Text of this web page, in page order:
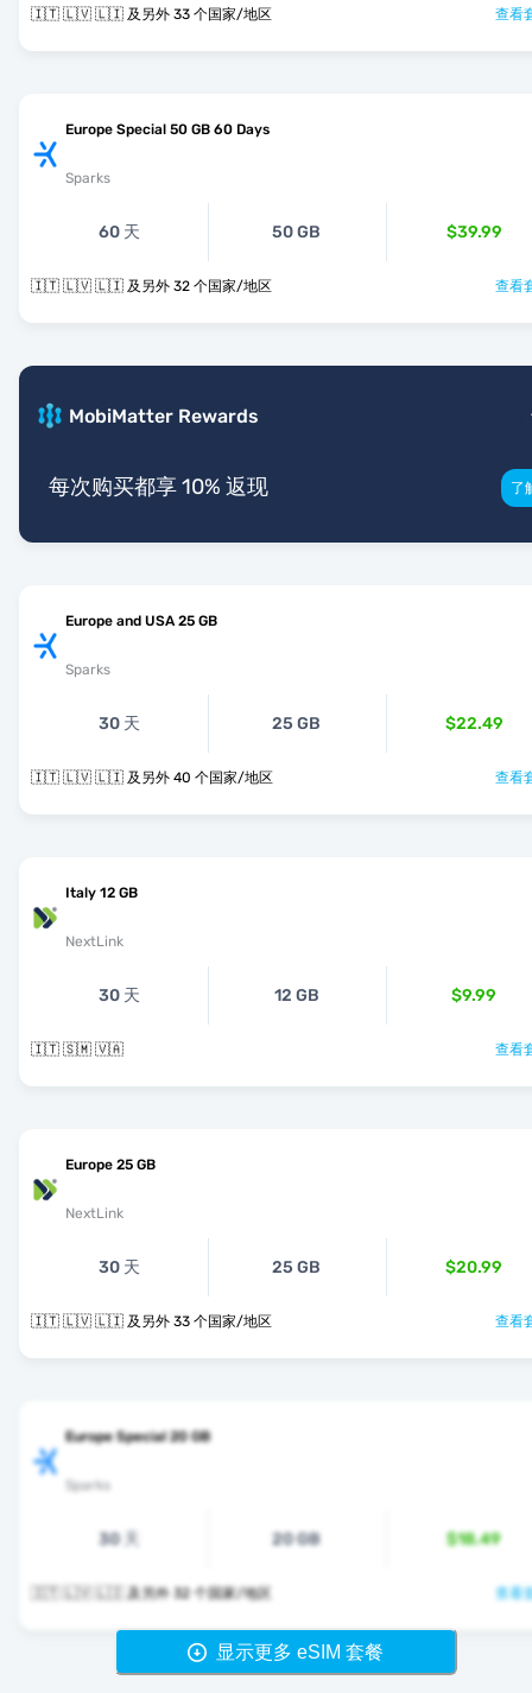
🇮🇹 🇱🇻 🇱🇮 及另外 33 个国家/地区 查看
Europe Special 50 GB 60 Days
Sparks
60 天 50 GB $39.99
🇮🇹 🇱🇻 🇱🇮 及另外 32 个国家/地区 查看
MobiMatter Rewards
每次购买都享 10% 返现 了
Europe and USA 25 GB
Sparks
30 天 25 GB $22.49
🇮🇹 🇱🇻 🇱🇮 及另外 40 个国家/地区 查看
Italy 12 GB
NextLink
30 天 12 GB $9.99
🇮🇹 🇸🇲 🇻🇦 查看
Europe 25 GB
NextLink
30 天 25 GB $20.99
🇮🇹 🇱🇻 🇱🇮 及另外 33 个国家/地区 查看
Europe Special 20 GB
Sparks
30 天 20 GB $18.49
🇮🇹 🇱🇻 🇱🇮 及另外 32 个国家/地区 查看
显示更多 eSIM 套餐